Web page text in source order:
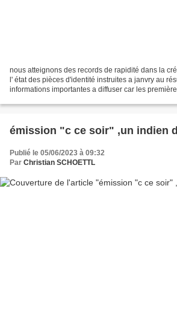
nous atteignons des records de rapidité dans la
l' état des pièces d'identité instruites a janvry au
informations importantes a diffuser car les
émission "c ce soir" ,un
Publié le 05/06/2023 à 09:32
Par Christian SCHOETTL